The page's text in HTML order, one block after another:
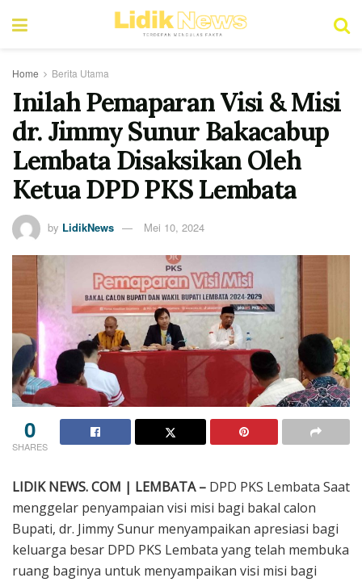
Home Berita Utama
Inilah Pemaparan Visi & Misi
dr. Jimmy Sunur Bakacabup
Lembata Disaksikan Oleh
Ketua DPD PKS Lembata
by LidikNews Mei 10, 2024
0
SHARES
LIDIK NEWS. COM | LEMBATA – DPD PKS Lembata Saat
menggelar penyampaian visi misi bagi bakal calon
Bupati, dr. Jimmy Sunur menyampaikan apresiasi bagi
keluarga besar DPD PKS Lembata yang telah membuka
ruang baginya untuk menyampaikan visi misi bagi